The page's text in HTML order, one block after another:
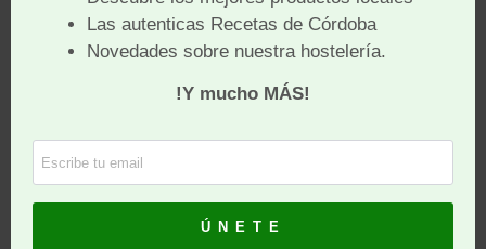
LEE MÁS
asesorando a
empresarios de la
vital para muchos.
LEE MÁS